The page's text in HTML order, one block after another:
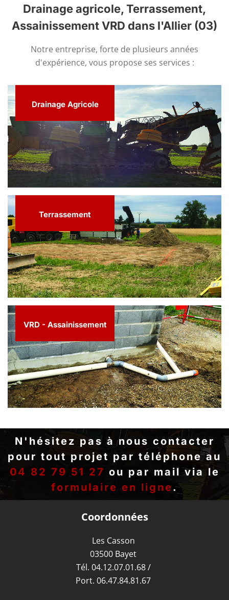
Drainage agricole, Terrassement,
Assainissement VRD dans l'Allier (03)
Notre entreprise, forte de plusieurs années
d'expérience, vous propose ses services :
Drainage Agricole
Terrassement
VRD - Assainissement
N'hésitez pas à nous contacter
pour tout projet par téléphone au
04 82 79 51 27 ou par mail via le
formulaire en ligne.
Coordonnées
Les Casson
03500 Bayet
Tél. 04.12.07.01.68/
Port. 06.47.84.81.67